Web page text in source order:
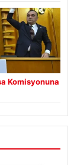
Komisyonuna